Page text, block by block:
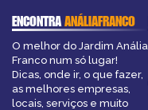
ENCONTRAANÁLIAFRANCO
O melhor do Jardim Anália
Franco num só lugar!
Dicas, onde ir, o que fazer,
as melhores empresas,
locais, serviços e muito